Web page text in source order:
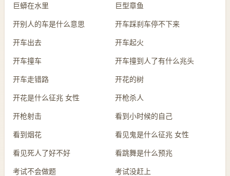
巨蟒在水里 巨型章鱼
开别人的车是什么意思 开车踩刹车停不下来
开车出去 开车起火
开车撞车 开车撞到人了有什么兆头
开车走错路 开花的树
开花是什么征兆 女性 开枪杀人
开枪射击 看到小时候的自己
看到烟花 看见鬼是什么征兆 女性
看见死人了好不好 看跳舞是什么预兆
考试不会做题 考试没赶上